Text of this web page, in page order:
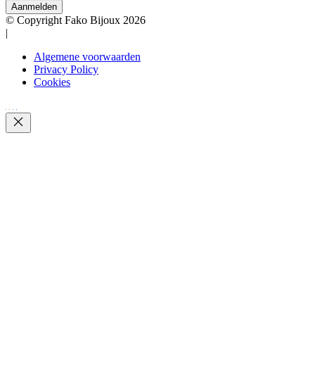
Aanmelden
© Copyright Fako Bijoux 2026
|
Algemene voorwaarden
Privacy Policy
Cookies